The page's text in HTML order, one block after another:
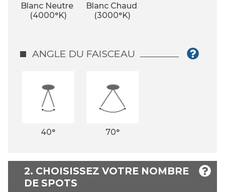
Blanc Neutre
(4000°K)
Blanc Chaud
(3000°K)
ANGLE DU FAISCEAU
40° 70°
2. CHOISISSEZ VOTRE NOMBRE
DE SPOTS